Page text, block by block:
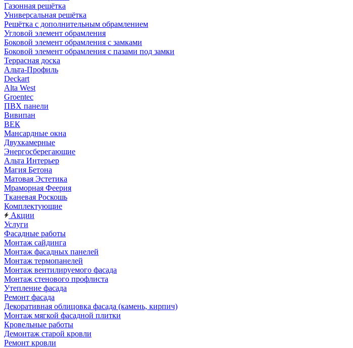
Газонная решётка
Универсальная решётка
Решётка с дополнительным обрамлением
Угловой элемент обрамления
Боковой элемент обрамления с замками
Боковой элемент обрамления с пазами под замки
Террасная доска
Альта-Профиль
Deckart
Alta West
Groentec
ПВХ панели
Вивипан
ВЕК
Мансардные окна
Двухкамерные
Энергосберегающие
Альта Интерьер
Магия Бетона
Матовая Эстетика
Мраморная Феерия
Тканевая Роскошь
Комплектующие
Акции
Услуги
Фасадные работы
Монтаж сайдинга
Монтаж фасадных панелей
Монтаж термопанелей
Монтаж вентилируемого фасада
Монтаж стенового профлиста
Утепление фасада
Ремонт фасада
Декоративная облицовка фасада (камень, кирпич)
Монтаж мягкой фасадной плитки
Кровельные работы
Демонтаж старой кровли
Ремонт кровли